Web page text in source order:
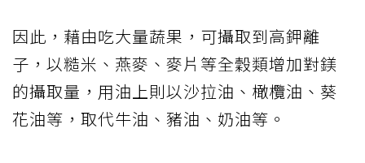
因此，藉由吃大量蔬果，可攝取到高鉀離
子，以糙米、燕麥、麥片等全穀類增加對鎂
的攝取量，用油上則以沙拉油、橄欖油、葵
花油等，取代牛油、豬油、奶油等。